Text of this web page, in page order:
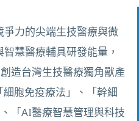
爭力的尖端生技醫療與微
慧醫療輔具研發能量，
造台灣生技醫療獨角獸產
胞免疫療法」、「幹細
「AI醫療智慧管理與科技